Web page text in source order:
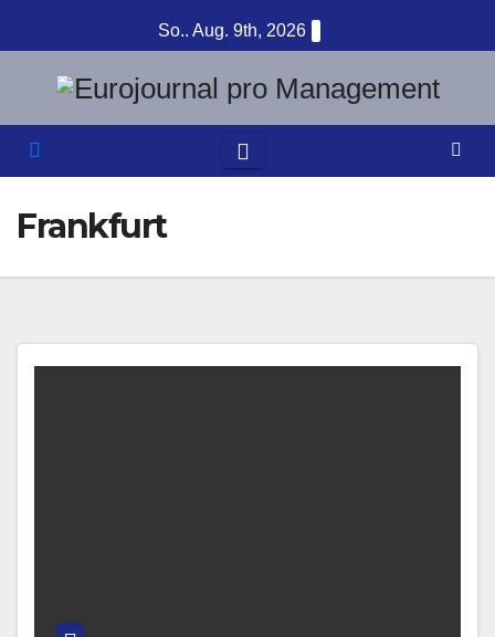
Inhalt
springen
So.. Aug. 9th, 2026
Frankfurt